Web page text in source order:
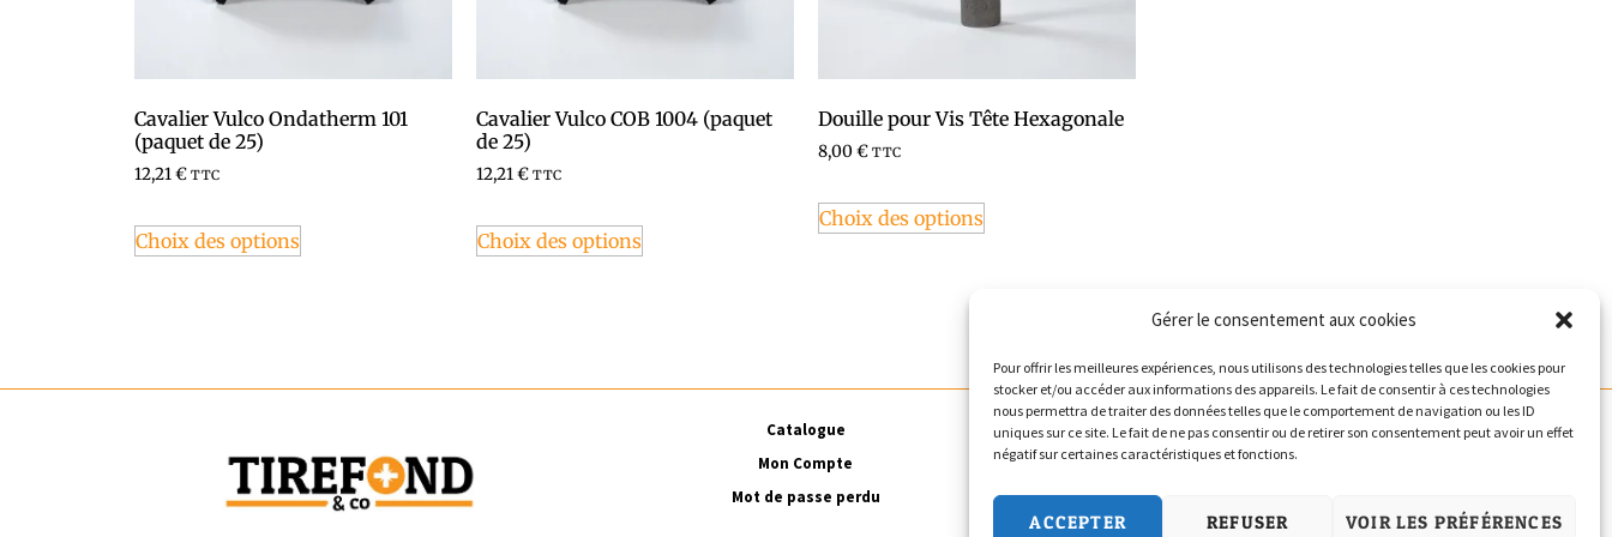
Gérer le consentement aux cookies
Pour offrir les meilleures expériences, nous utilisons des technologies telles que les cookies pour
stocker et/ou accéder aux informations des appareils. Le fait de consentir à ces technologies
nous permettra de traiter des données telles que le comportement de navigation ou les ID
uniques sur ce site. Le fait de ne pas consentir ou de retirer son consentement peut avoir un effet
négatif sur certaines caractéristiques et fonctions.
ACCEPTER REFUSER VOIR LES PRÉFÉRENCES
Cavalier Vulco Ondatherm 101
(paquet de 25)
12,21€ TTC
Choix des options
Cavalier Vulco COB 1004 (paquet
de 25)
12,21€ TTC
Choix des options
Douille pour Vis Tête Hexagonale
8,00€ TTC
Choix des options
Catalogue
Mon Compte
Mot de passe perdu
Politique de confidentialité
Conditions Générales de Vente
Nous Contacter